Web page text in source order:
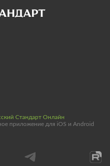
Стандарт Онлайн
приложение для iOS и Android